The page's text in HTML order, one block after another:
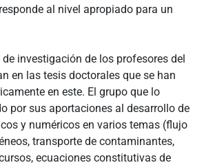
al nivel apropiado para un
investigación de los profesores del
en las tesis doctorales que se han
en este. El grupo que lo
por sus aportaciones al desarrollo de
y numéricos en varios temas (flujo
transporte de contaminantes,
ecuaciones constitutivas de